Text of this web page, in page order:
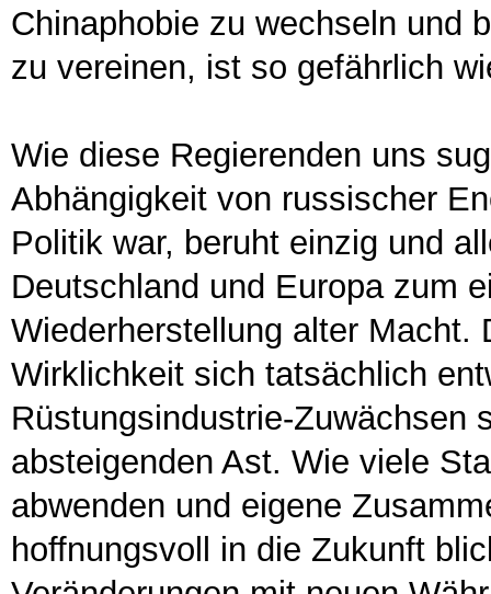
Chinaphobie zu wechseln und
zu vereinen, ist so gefährlich
Wie diese Regierenden uns
Abhängigkeit von russischer
Politik war, beruht einzig und
Deutschland und Europa zum
Wiederherstellung alter Macht.
Wirklichkeit sich tatsächlich
Rüstungsindustrie-Zuwächsen
absteigenden Ast. Wie viele
abwenden und eigene
hoffnungsvoll in die Zukunft